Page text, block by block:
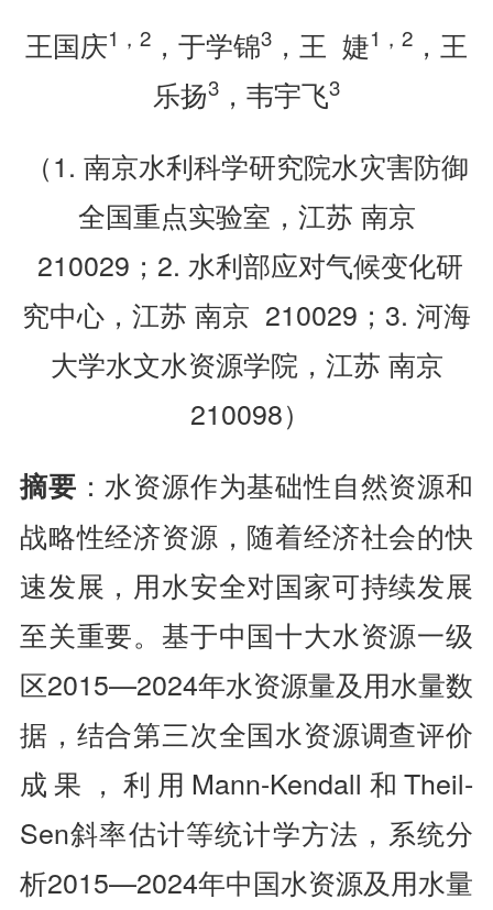
王国庆1 ， 2 ，于学锦3 ，王 婕1 ， 2 ，王
乐扬3 ，韦宇飞3
（1. 南京水利科学研究院水灾害防御
全国重点实验室，江苏 南京
210029；2. 水利部应对气候变化研
究中心，江苏 南京 210029；3. 河海
大学水文水资源学院，江苏 南京
210098）
摘要 ：水资源作为基础性自然资源和
战略性经济资源，随着经济社会的快
速发展，用水安全对国家可持续发展
至关重要。基于中国十大水资源一级
区2015—2024年水资源量及用水量数
据，结合第三次全国水资源调查评价
成果，利用Mann-Kendall和Theil-
Sen斜率估计等统计学方法，系统分
析2015—2024年中国水资源及用水量